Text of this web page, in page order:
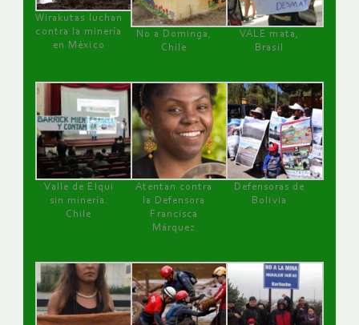
Wirakutas luchan
contra la minería
en México
No a Dominga,
Chile
VALE mata,
Brasil
Valle de Elqui
sin minería.
Chile
Atentan contra
la Defensora
Francisca
Márquez
Defensoras de
Bolivia